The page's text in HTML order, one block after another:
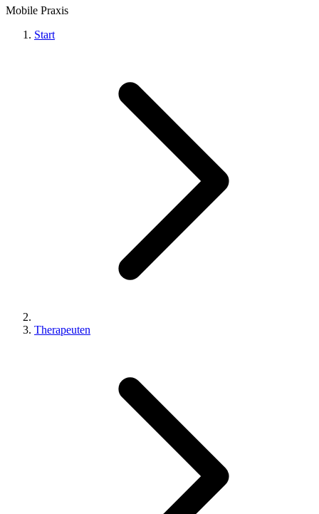
Mobile Praxis
Start
Therapeuten